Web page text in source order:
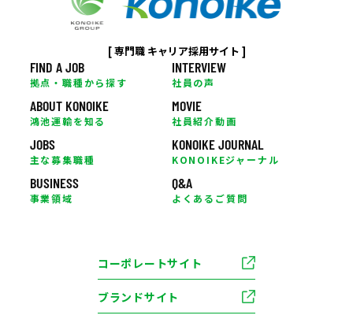
[ 専門職 キャリア採用サイト ]
コーポレートサイト
ブランドサイト
FIND A JOB
拠点・職種から探す
ABOUT KONOIKE
鴻池運輸を知る
JOBS
主な募集職種
BUSINESS
事業領域
INTERVIEW
社員の声
MOVIE
社員紹介動画
KONOIKE JOURNAL
KONOIKEジャーナル
Q&A
よくあるご質問